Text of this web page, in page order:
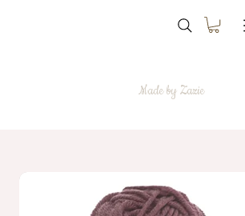
Made by Zazie